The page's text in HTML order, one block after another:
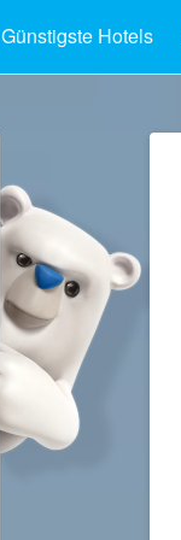
Günstigste Hotels